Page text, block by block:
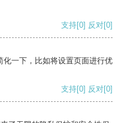
支持[0] 反对[0]
一下，比如将设置页面进行优
支持[0] 反对[0]